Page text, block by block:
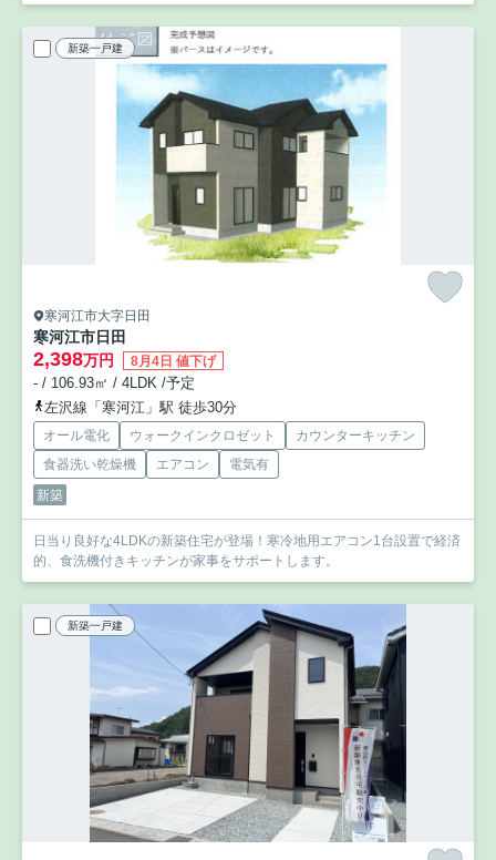
新築一戸建
寒河江市大字日田
寒河江市日田
2,398万円 8月4日 値下げ
- / 106.93㎡ / 4LDK /予定
左沢線「寒河江」駅 徒歩30分
オール電化 ウォークインクロゼット
カウンターキッチン
食器洗い乾燥機
エアコン
電気有
新築
日当り良好な4LDKの新築住宅が登場！寒冷地用エアコン1台設置で経済
的、食洗機付きキッチンが家事をサポートします。
新築一戸建